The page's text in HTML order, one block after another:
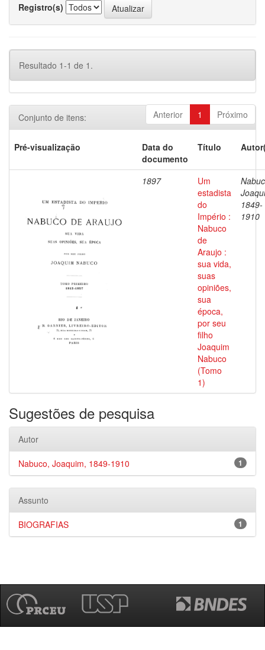
Registro(s)
Resultado 1-1 de 1.
Anterior 1 Próximo
Conjunto de itens:
Pré-visualização
Data do
documento
Título
1897
Um
estadista
do
Império :
Nabuco
de
Araujo :
sua vida,
suas
opiniões,
sua
época,
por seu
filho
Joaquim
Nabuco
(Tomo
1)
1849-
1910
Sugestões de pesquisa
Autor
1
Nabuco, Joaquim, 1849-1910
Assunto
1
BIOGRAFIAS